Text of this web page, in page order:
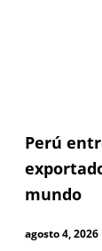
Perú
mundo
agosto 4, 2026